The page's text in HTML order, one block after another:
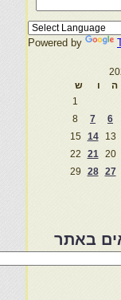
Powered by
ה ו
ש
1
6
7
8
13
14
15
20
21
22
27
28
29
באתר